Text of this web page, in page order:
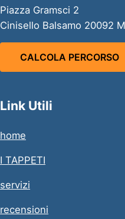
Piazza Gramsci 2
Cinisello Balsamo 20092
CALCOLA PERCORSO
Link Utili
home
I TAPPETI
servizi
recensioni